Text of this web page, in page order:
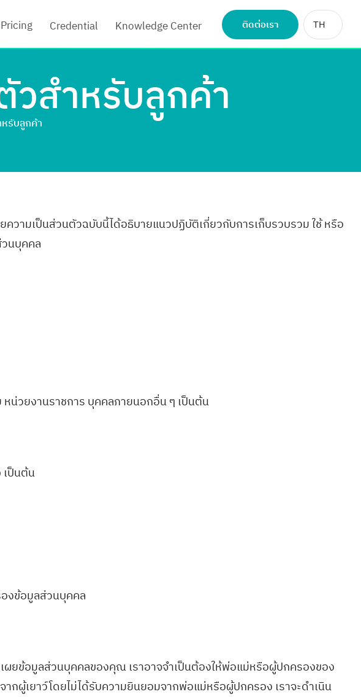
Pricing Credential Knowledge Center ติดต่อเรา TH
วสำหรับลูกค้า
รับลูกค้า
ามเป็นส่วนตัวฉบับนี้ได้อธิบายแนวปฏิบัติเกี่ยวกับการเก็บรวบรวม ใช้ หรือ
นบุคคล
หน่วยงานราชการ บุคคลภายนอกอื่น ๆ เป็นต้น
เป็นต้น
งข้อมูลส่วนบุคคล
ยข้อมูลส่วนบุคคลของคุณ เราอาจจำเป็นต้องให้พ่อแม่หรือผู้ปกครองของ
ผู้เยาว์โดยไม่ได้รับความยินยอมจากพ่อแม่หรือผู้ปกครอง เราจะดำเนิน